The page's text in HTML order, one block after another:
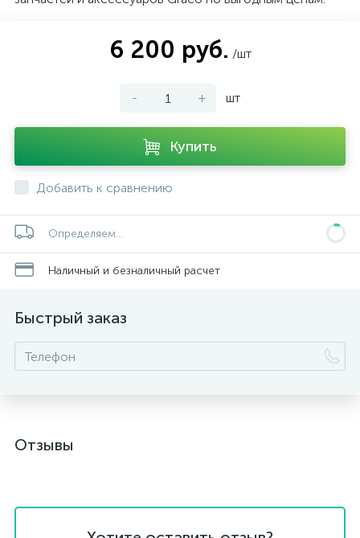
6 200 руб. /шт
- + шт
Купить
Добавить к сравнению
Определяем...
Наличный и безналичный расчет
Быстрый заказ
Отзывы